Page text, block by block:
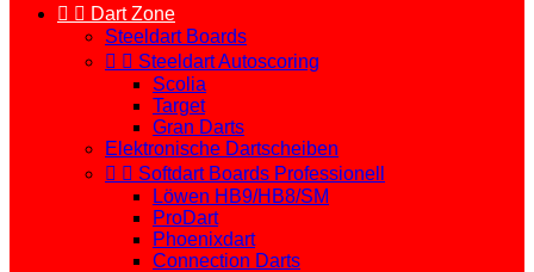
  Dart Zone
Steeldart Boards
  Steeldart Autoscoring
Scolia
Target
Gran Darts
Elektronische Dartscheiben
  Softdart Boards Professionell
Löwen HB9/HB8/SM
ProDart
Phoenixdart
Connection Darts